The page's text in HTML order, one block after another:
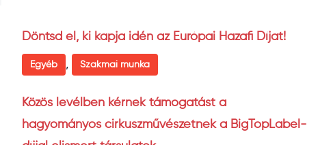
Döntsd el, ki kapja idén az Európai Hazafi Díjat!
Egyéb , Szakmai munka
Közös levélben kérnek támogatást a
hagyományos cirkuszművészetnek a BigTopLabel-